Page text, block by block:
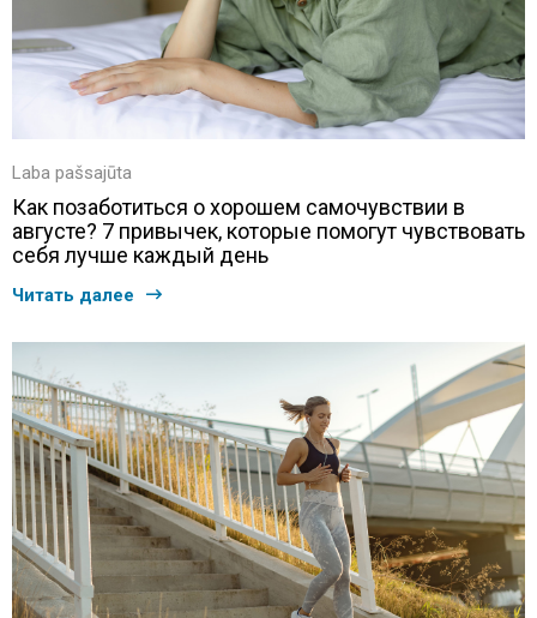
Laba pašsajūta
Как позаботиться о хорошем самочувствии в
августе? 7 привычек, которые помогут чувствовать
себя лучше каждый день
Читать далее